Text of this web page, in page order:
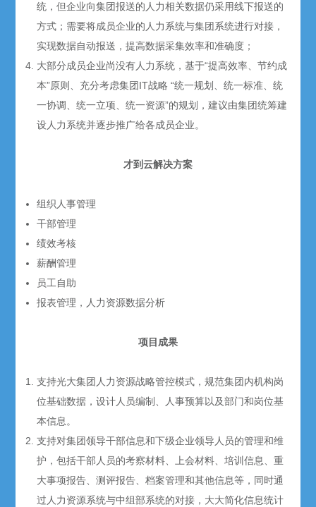
统，但企业向集团报送的人力相关数据仍采用线下报送的
方式；需要将成员企业的人力系统与集团系统进行对接，
实现数据自动报送，提高数据采集效率和准确度；
大部分成员企业尚没有人力系统，基于“提高效率、节约成
本”原则、充分考虑集团IT战略 “统一规划、统一标准、统
一协调、统一立项、统一资源”的规划，建议由集团统筹建
设人力系统并逐步推广给各成员企业。
才到云解决方案
组织人事管理
干部管理
绩效考核
薪酬管理
员工自助
报表管理，人力资源数据分析
项目成果
支持光大集团人力资源战略管控模式，规范集团内机构岗
位基础数据，设计人员编制、人事预算以及部门和岗位基
本信息。
支持对集团领导干部信息和下级企业领导人员的管理和维
护，包括干部人员的考察材料、上会材料、培训信息、重
大事项报告、测评报告、档案管理和其他信息等，同时通
过人力资源系统与中组部系统的对接，大大简化信息统计